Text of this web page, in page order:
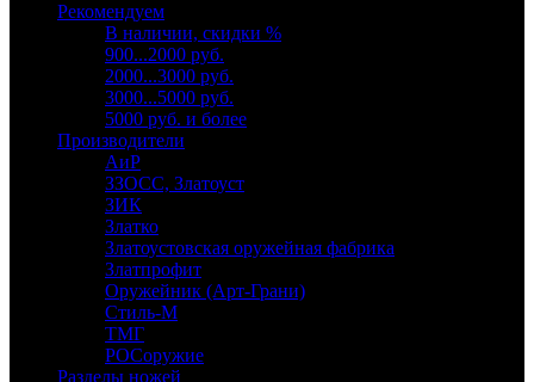
Рекомендуем
В наличии, скидки %
900...2000 руб.
2000...3000 руб.
3000...5000 руб.
5000 руб. и более
Производители
АиР
ЗЗОСС, Златоуст
ЗИК
Златко
Златоустовская оружейная фабрика
Златпрофит
Оружейник (Арт-Грани)
Стиль-М
ТМГ
РОСоружие
Разделы ножей